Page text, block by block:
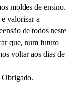
moldes de ensino.
valorizar a
de todos neste
que, num futuro
voltar aos dias de
Obrigado.